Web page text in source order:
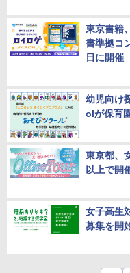
東京書籍
書準拠コ
日に開催
幼児向け
olが保育
東京都、
以上で開
女子高生
募集を開